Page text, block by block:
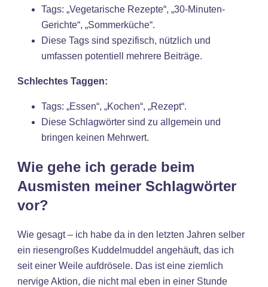
Tags: „Vegetarische Rezepte“, „30-Minuten-
Gerichte“, „Sommerküche“.
Diese Tags sind spezifisch, nützlich und
umfassen potentiell mehrere Beiträge.
Schlechtes Taggen:
Tags: „Essen“, „Kochen“, „Rezept“.
Diese Schlagwörter sind zu allgemein und
bringen keinen Mehrwert.
Wie gehe ich gerade beim
Ausmisten meiner Schlagwörter
vor?
Wie gesagt – ich habe da in den letzten Jahren selber
ein riesengroßes Kuddelmuddel angehäuft, das ich
seit einer Weile aufdrösele. Das ist eine ziemlich
nervige Aktion, die nicht mal eben in einer Stunde